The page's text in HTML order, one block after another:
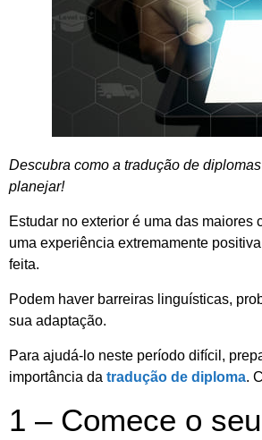
Descubra como a tradução de diplomas
planejar!
Estudar no exterior é uma das
uma experiência extremamente
feita.
Podem haver barreiras linguísticas,
sua adaptação.
Para ajudá-lo neste período difícil,
importância da tradução de diploma.
1 – Comece o